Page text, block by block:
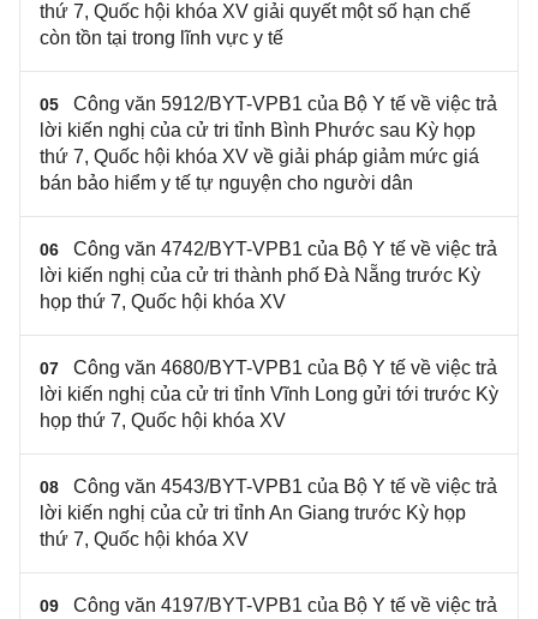
thứ 7, Quốc hội khóa XV giải quyết một số hạn chế
còn tồn tại trong lĩnh vực y tế
05
Công văn 5912/BYT-VPB1 của Bộ Y tế về việc trả
lời kiến nghị của cử tri tỉnh Bình Phước sau Kỳ họp
thứ 7, Quốc hội khóa XV về giải pháp giảm mức giá
bán bảo hiểm y tế tự nguyện cho người dân
06
Công văn 4742/BYT-VPB1 của Bộ Y tế về việc trả
lời kiến nghị của cử tri thành phố Đà Nẵng trước Kỳ
họp thứ 7, Quốc hội khóa XV
07
Công văn 4680/BYT-VPB1 của Bộ Y tế về việc trả
lời kiến nghị của cử tri tỉnh Vĩnh Long gửi tới trước Kỳ
họp thứ 7, Quốc hội khóa XV
08
Công văn 4543/BYT-VPB1 của Bộ Y tế về việc trả
lời kiến nghị của cử tri tỉnh An Giang trước Kỳ họp
thứ 7, Quốc hội khóa XV
09 Công văn 4197/BYT-VPB1 của Bộ Y tế về việc trả